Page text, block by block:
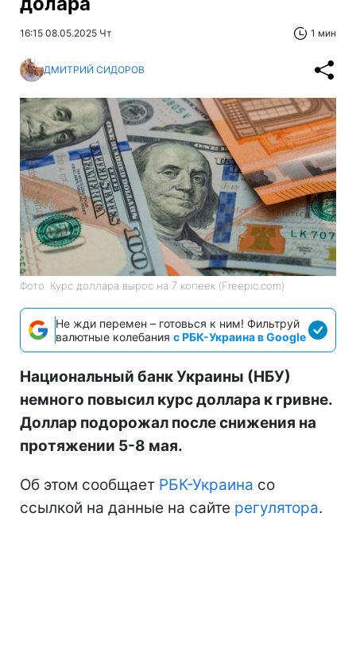
16:15 08.05.2025 Чт 1 мин
ДМИТРИЙ СИДОРОВ
Фото: Курс доллара вырос на 7 копеек (Freepic.com)
Не жди перемен – готовься к ним! Фильтруй
валютные колебания с РБК-Украина в Google
Национальный банк Украины (НБУ)
немного повысил курс доллара к гривне.
Доллар подорожал после снижения на
протяжении 5-8 мая.
Об этом сообщает РБК-Украина со
ссылкой на данные на сайте регулятора.